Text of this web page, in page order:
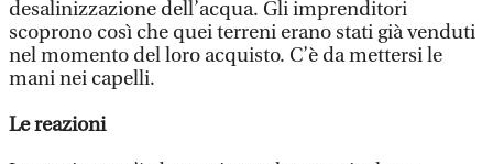
desalinizzazione dell’acqua. Gli imprenditori
scoprono così che quei terreni erano stati già venduti
nel momento del loro acquisto. C’è da mettersi le
mani nei capelli.
Le reazioni